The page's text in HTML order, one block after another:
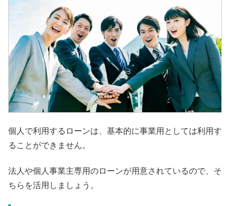
個人で利用するローンは、基本的に事業用としては利用す
ることができません。
法人や個人事業主専用のローンが用意されているので、そ
ちらを活用しましょう。